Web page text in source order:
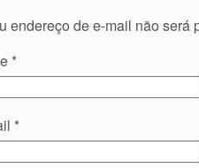
endereço de e-mail não será
*
*